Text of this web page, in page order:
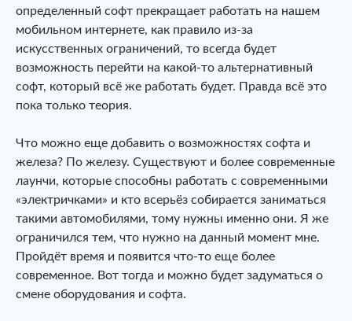
определенный софт прекращает работать на нашем
мобильном интернете, как правило из-за
искусственных ограничений, то всегда будет
возможность перейти на какой-то альтернативный
софт, который всё же работать будет. Правда всё это
пока только теория.
Что можно еще добавить о возможностях софта и
железа? По железу. Существуют и более современные
лаунчи, которые способны работать с современными
«электричками» и кто всерьёз собирается заниматься
такими автомобилями, тому нужны именно они. Я же
ограничился тем, что нужно на данный момент мне.
Пройдёт время и появится что-то еще более
современное. Вот тогда и можно будет задуматься о
смене оборудования и софта.